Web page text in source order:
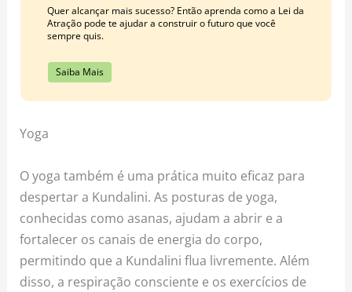
Quer alcançar mais sucesso? Então aprenda como a Lei da
Atração pode te ajudar a construir o futuro que você
sempre quis.
Saiba Mais
Yoga
O yoga também é uma prática muito eficaz para
despertar a Kundalini. As posturas de yoga,
conhecidas como asanas, ajudam a abrir e a
fortalecer os canais de energia do corpo,
permitindo que a Kundalini flua livremente. Além
disso, a respiração consciente e os exercícios de